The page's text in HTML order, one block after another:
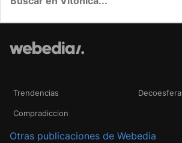
Trendencias Decoesfera
Compradiccion
Otras publicaciones de Webedia